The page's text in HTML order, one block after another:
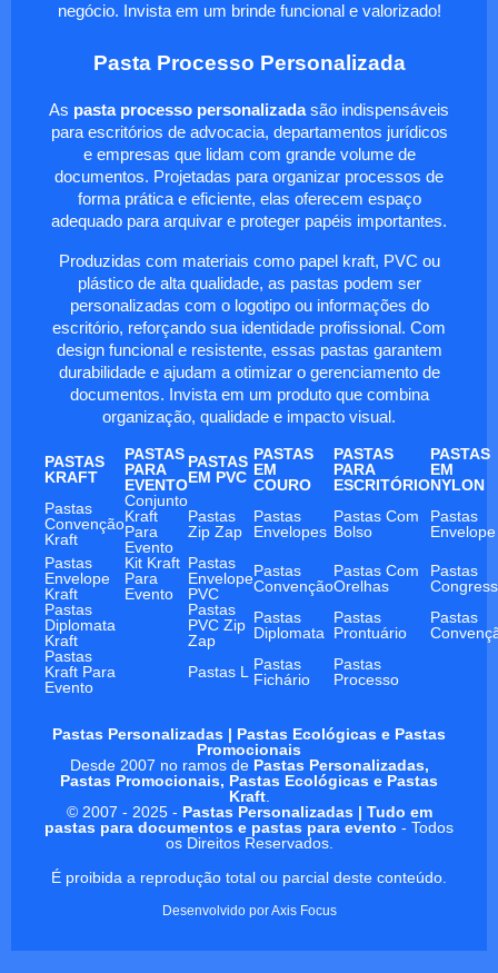
negócio. Invista em um brinde funcional e valorizado!
Pasta Processo Personalizada
As pasta processo personalizadasão indispensáveis
para escritórios de advocacia, departamentos jurídicos
e empresas que lidam com grande volume de
documentos. Projetadas para organizar processos de
forma prática e eficiente, elas oferecem espaço
adequado para arquivar e proteger papéis importantes.
Produzidas com materiais como papel kraft, PVC ou
plástico de alta qualidade, as pastas podem ser
personalizadas com o logotipo ou informações do
escritório, reforçando sua identidade profissional. Com
design funcional e resistente, essas pastas garantem
durabilidade e ajudam a otimizar o gerenciamento de
documentos. Invista em um produto que combina
organização, qualidade e impacto visual.
PASTAS
KRAFT
PASTAS
PARA
EVENTO
PASTAS
EM PVC
PASTAS
EM
COURO
PASTAS
PARA
ESCRITÓRIO
PASTAS
EM
NYLON
Pastas
Convenção
Kraft
Conjunto
Kraft
Para
Evento
Pastas
Zip Zap
Pastas
Envelopes
Pastas Com
Bolso
Pastas
Envelope
Pastas
Envelope
Kraft
Kit Kraft
Para
Evento
Pastas
Envelope
PVC
Pastas
Convenção
Pastas Com
Orelhas
Pastas
Pastas
Diplomata
Kraft
Pastas
PVC Zip
Zap
Pastas
Diplomata
Pastas
Prontuário
Pastas
Pastas
Kraft Para
Evento
Pastas L Pastas
Fichário
Pastas
Processo
Pastas Personalizadas | Pastas Ecológicas e Pastas
Promocionais
Desde 2007 no ramos de Pastas Personalizadas,
Pastas Promocionais, Pastas Ecológicas e Pastas
Kraft.
© 2007 - 2025 - Pastas Personalizadas | Tudo em
pastas para documentos e pastas para evento - Todos
os Direitos Reservados.
É proibida a reprodução total ou parcial deste conteúdo.
Desenvolvido porAxis Focus